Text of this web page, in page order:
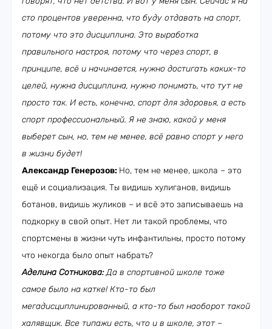
сто процентов уверенна, что буду отдавать на спорт,
потому что это дисциплина. Это выработка
правильного настроя, потому что через спорт, в
принципе, всё и начинается, нужно достигать каких-то
целей, нужна дисциплина, нужно понимать, что тут не
просто так. И есть, конечно, спорт для здоровья, а есть
спорт профессиональный. Я не знаю, какой у меня
выберет сын, но, тем не менее, всё равно спорт у него
в жизни будет!
Александр Генерозов: Но, тем не менее, школа – это
ещё и социализация. Ты видишь хулиганов, видишь
ботанов, видишь жуликов – и всё это записываешь на
подкорку в свой опыт. Нет ли такой проблемы, что
спортсмены в жизни чуть инфантильны, просто потому
что некогда было опыт набрать?
Аделина Сотникова:Да в спортивной школе тоже
самое было на катке! Кто-то был
мегадисциплинированный, а кто-то был наоборот такой
халявщик. Все типажи есть, что и в школе, этот –